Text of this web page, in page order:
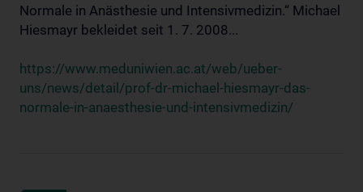
Normale in Anästhesie und Intensivmedizin.“ Michael
Hiesmayr bekleidet seit 1. 7. 2008...
https://www.meduniwien.ac.at/web/ueber-
uns/news/detail/prof-dr-michael-hiesmayr-das-
normale-in-anaesthesie-und-intensivmedizin/